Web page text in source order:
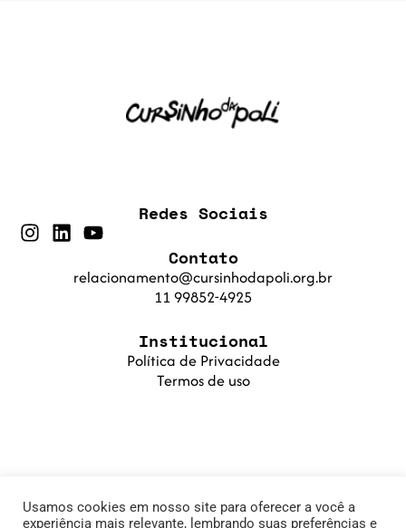
Institucional
Política de Privacidade
Termos de uso
Contato
relacionamento@cursinhodapoli.org.br
11 99852-4925
Redes Sociais
Usamos cookies em nosso site para oferecer a você a
experiência mais relevante, lembrando suas preferências e